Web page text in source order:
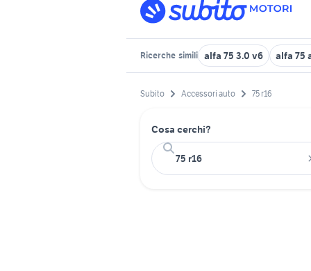
Ricerche simili alfa 75 3.0 v6 alfa 75
Subito Accessori auto 75 r16
Cosa cerchi?